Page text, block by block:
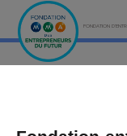
FONDATION